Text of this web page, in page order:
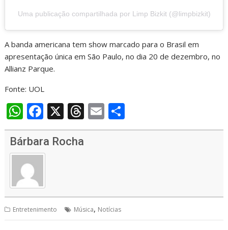
Uma publicação compartilhada por Limp Bizkit (@limpbizkit)
A banda americana tem show marcado para o Brasil em
apresentação única em São Paulo, no dia 20 de dezembro, no
Allianz Parque.
Fonte: UOL
W
h
at
s
A
p
p
F
ac
e
b
o
k
X T
h
s
E
m h
Bárbara Rocha
Entretenimento Música, Notícias